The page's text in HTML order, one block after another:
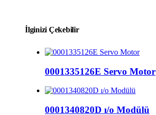
İlginizi Çekebilir
0001335126E Servo Motor
0001340820D ı/o Modülü